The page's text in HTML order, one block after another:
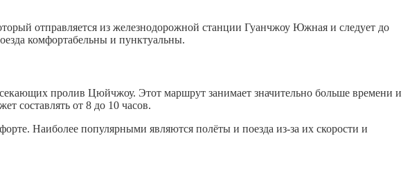
отправляется из железнодорожной станции Гуанчжоу Южная и следует до
комфортабельны и пунктуальны.
пролив Цюйчжоу. Этот маршрут занимает значительно больше времени и
составлять от 8 до 10 часов.
Наиболее популярными являются полёты и поезда из-за их скорости и